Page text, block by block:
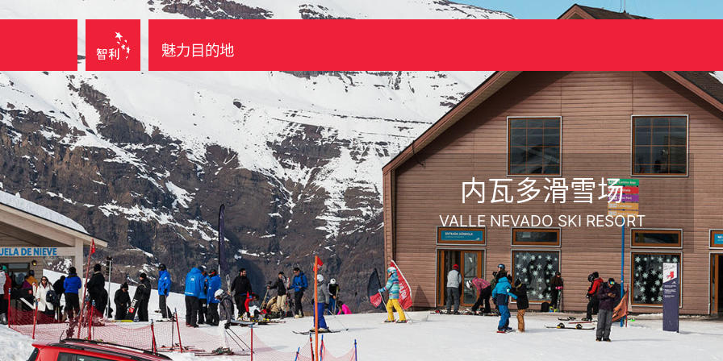
魅力目的地
内瓦多滑雪场
VALLE NEVADO SKI RESORT